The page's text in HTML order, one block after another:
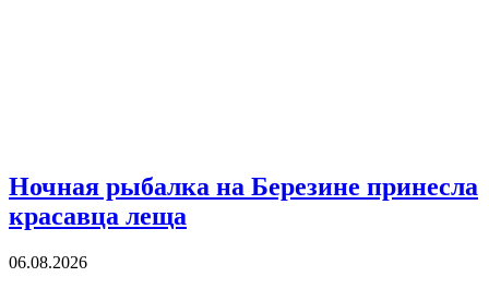
Ночная рыбалка на Березине принесла
красавца леща
06.08.2026